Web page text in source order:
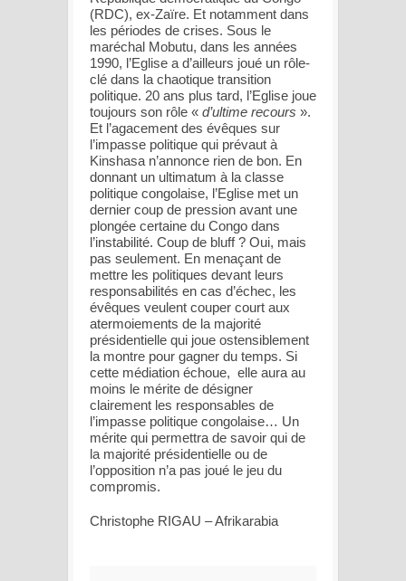
(RDC), ex-Zaïre. Et notamment dans
les périodes de crises. Sous le
maréchal Mobutu, dans les années
1990, l’Eglise a d’ailleurs joué un rôle-
clé dans la chaotique transition
politique. 20 ans plus tard, l’Eglise joue
toujours son rôle « d’ultime recours ».
Et l’agacement des évêques sur
l’impasse politique qui prévaut à
Kinshasa n’annonce rien de bon. En
donnant un ultimatum à la classe
politique congolaise, l’Eglise met un
dernier coup de pression avant une
plongée certaine du Congo dans
l’instabilité. Coup de bluff ? Oui, mais
pas seulement. En menaçant de
mettre les politiques devant leurs
responsabilités en cas d’échec, les
évêques veulent couper court aux
atermoiements de la majorité
présidentielle qui joue ostensiblement
la montre pour gagner du temps. Si
cette médiation échoue, elle aura au
moins le mérite de désigner
clairement les responsables de
l’impasse politique congolaise… Un
mérite qui permettra de savoir qui de
la majorité présidentielle ou de
l’opposition n’a pas joué le jeu du
compromis.
Christophe RIGAU – Afrikarabia